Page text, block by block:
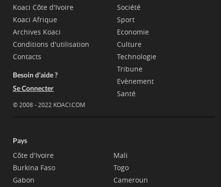
Koaci Côte d'Ivoire
Koaci Afrique
Archives Koaci
Conditions d'utilisation
Contacts
Besoin d'aide ?
Se Connecter
© 2008 - 2022 KOACI.COM
Société
Sport
Economie
Culture
Technologie
Tribune
Evènement
Santé
Pays
Côte d'Ivoire
Burkina Faso
Gabon
Mali
Togo
Cameroun